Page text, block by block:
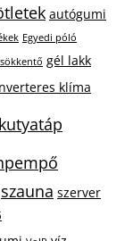
autógumi
Egyedi póló
gél lakk
klíma
kutyatáp
szauna szerver